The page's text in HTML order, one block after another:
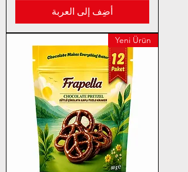
أضِف إلى العربة
Yeni Ürün